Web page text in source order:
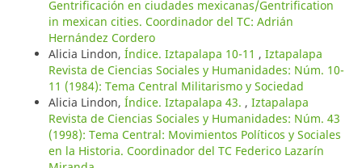
Gentrificación en ciudades mexicanas/Gentrification
in mexican cities. Coordinador del TC: Adrián
Hernández Cordero
Alicia Lindon, Índice. Iztapalapa 10-11 , Iztapalapa
Revista de Ciencias Sociales y Humanidades: Núm. 10-
11 (1984): Tema Central Militarismo y Sociedad
Alicia Lindon, Índice. Iztapalapa 43. , Iztapalapa
Revista de Ciencias Sociales y Humanidades: Núm. 43
(1998): Tema Central: Movimientos Políticos y Sociales
en la Historia. Coordinador del TC Federico Lazarín